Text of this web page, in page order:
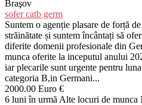
Braşov
sofer catb germ
Suntem o agenție plasare de forță
străinătate și suntem încântați să
diferite domenii profesionale din
munca oferite la inceputul anului
iar plecarile sunt urgente pentru
categoria B,in Germani...
2000.00 Euro €
6 luni în urmă Alte locuri de munca